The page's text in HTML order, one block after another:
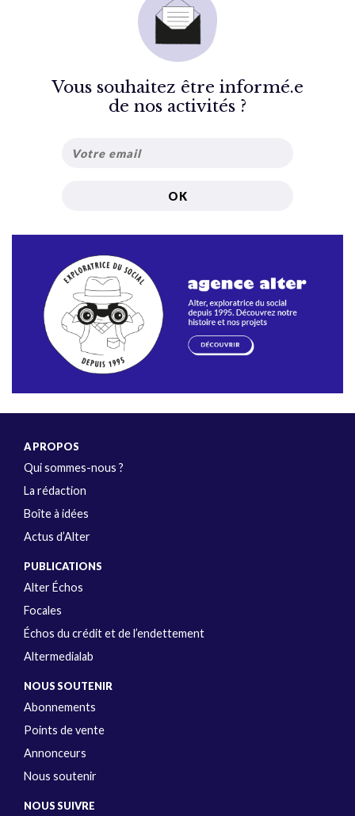
Vous souhaitez être informé.e
de nos activités ?
A PROPOS
Qui sommes-nous ?
La rédaction
Boîte à idées
Actus d’Alter
PUBLICATIONS
Alter Échos
Focales
Échos du crédit et de l’endettement
Altermedialab
NOUS SOUTENIR
Abonnements
Points de vente
Annonceurs
Nous soutenir
NOUS SUIVRE